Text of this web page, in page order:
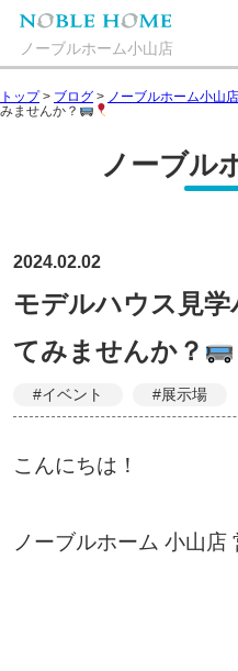
ノーブルホーム小山店
トップ> ブログ > ノーブルホーム小山店
みませんか？
ノーブル
2024.02.02
モデルハウス見
てみませんか？
#イベント #展示場
こんにちは！
ノーブルホーム 小山店